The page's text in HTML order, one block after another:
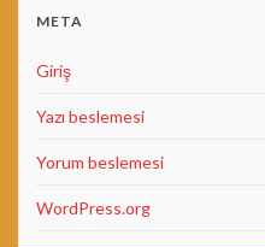
META
Giriş
Yazı beslemesi
Yorum beslemesi
WordPress.org